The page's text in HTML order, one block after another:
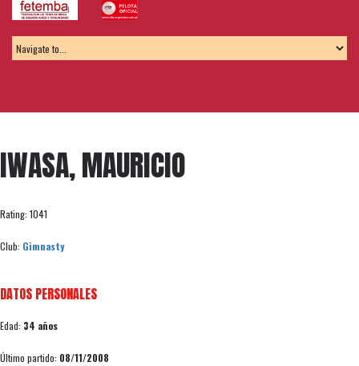
IWASA, MAURICIO
Rating: 1041
Club: Gimnasty
DATOS PERSONALES
Edad: 34 años
Último partido: 08/11/2008